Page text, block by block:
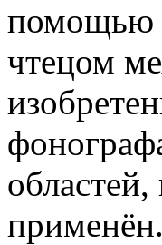
помощью
чтецом